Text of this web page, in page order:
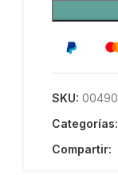
SKU: 00490
Categorías:
Compartir: